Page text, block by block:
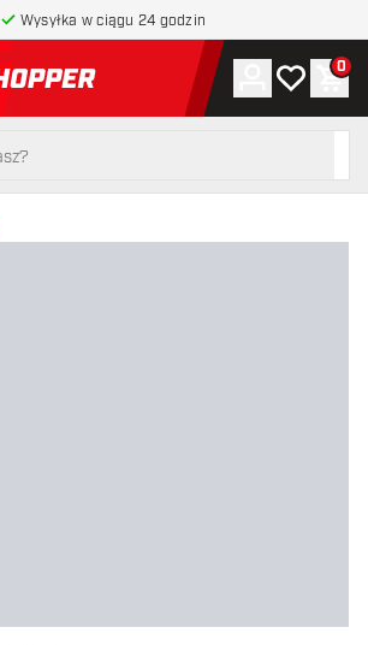
Wysyłka w ciągu 24 godzin
powrót do strony głównej
Konto
Moja lista
0